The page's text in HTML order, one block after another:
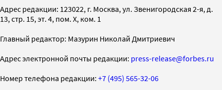
Адрес редакции: 123022, г. Москва, ул. Звенигородская 2-я, д.
13, стр. 15, эт. 4, пом. X, ком. 1
Главный редактор: Мазурин Николай Дмитриевич
Адрес электронной почты редакции: press-release@forbes.ru
Номер телефона редакции: +7 (495) 565-32-06